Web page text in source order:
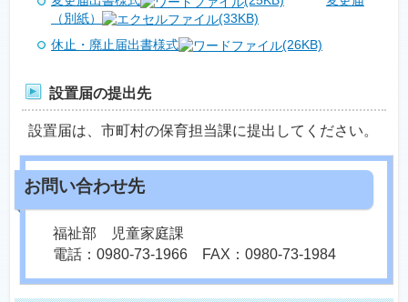
（別紙）
(33KB)
休止・廃止届出書様式
(26KB)
設置届の提出先
設置届は、市町村の保育担当課に提出してください。
福祉部 児童家庭課
電話：0980-73-1966 FAX：0980-73-1984